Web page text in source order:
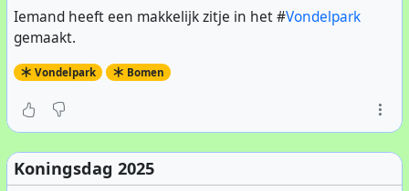
Iemand heeft een makkelijk zitje in het #Vondelpark
gemaakt.
Vondelpark Bomen
Koningsdag 2025